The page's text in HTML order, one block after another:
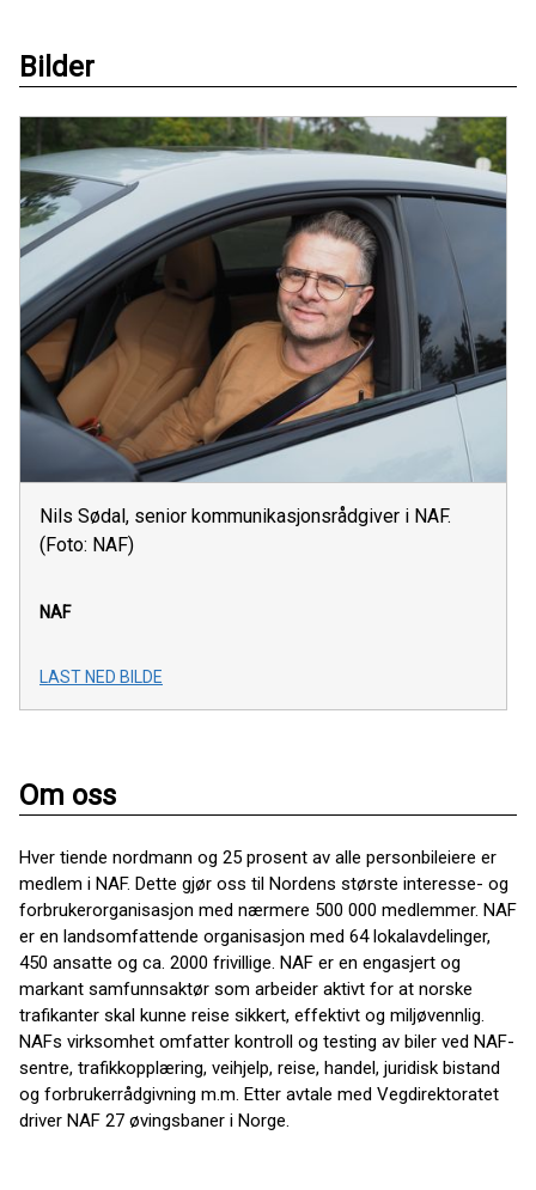
Bilder
Nils Sødal, senior kommunikasjonsrådgiver i NAF.
(Foto: NAF)
NAF
LAST NED BILDE
Om oss
Hver tiende nordmann og 25 prosent av alle personbileiere er
medlem i NAF. Dette gjør oss til Nordens største interesse- og
forbrukerorganisasjon med nærmere 500 000 medlemmer. NAF
er en landsomfattende organisasjon med 64 lokalavdelinger,
450 ansatte og ca. 2000 frivillige. NAF er en engasjert og
markant samfunnsaktør som arbeider aktivt for at norske
trafikanter skal kunne reise sikkert, effektivt og miljøvennlig.
NAFs virksomhet omfatter kontroll og testing av biler ved NAF-
sentre, trafikkopplæring, veihjelp, reise, handel, juridisk bistand
og forbrukerrådgivning m.m. Etter avtale med Vegdirektoratet
driver NAF 27 øvingsbaner i Norge.